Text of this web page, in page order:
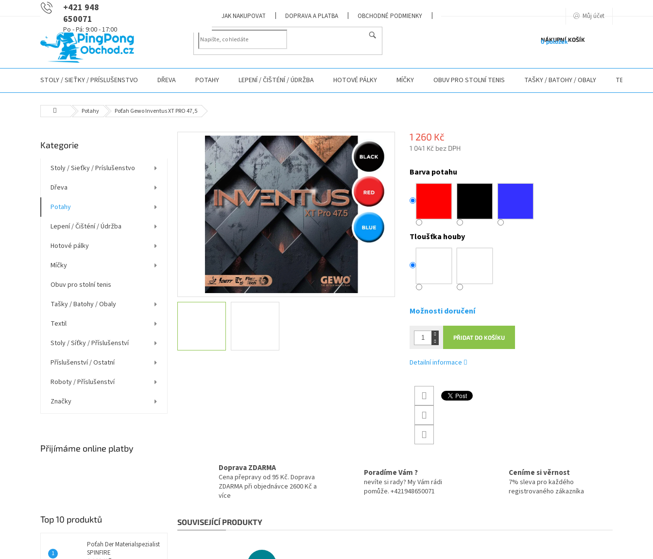
+421 948
650071
JAK NAKUPOVAT DOPRAVA A PLATBA OBCHODNÉ PODMIENKY O NÁS
Můj účet
NÁKUPNÍ KOŠÍK
0 položek
STOLY / SIEŤKY / PRÍSLUŠENSTVO DŘEVA POTAHY LEPENÍ / ČIŠTÉNÍ / ÚDRŽBA HOTOVÉ PÁLKY MÍČKY OBUV PRO STOLNÍ TENIS TAŠKY / BATOHY / OBALY TEXTIL
Domů Potahy Poťah Gewo Inventus XT PRO 47,5
o
n
Přeskočit
Kategorie
Stoly / Sieťky / Príslušenstvo
Dřeva
Potahy
Lepení / Čišténí / Údržba
Hotové pálky
Míčky
Obuv pro stolní tenis
Tašky / Batohy / Obaly
Textil
Stoly / Síťky / Příslušenství
Příslušenství / Ostatní
Roboty / Příslušenství
Značky
Přijímáme online platby
Top 10 produktů
Poťah Der Materialspezialist
SPINFIRE
1 260 Kč
1 041 Kč bez DPH
cena:
Barva potahu
Tloušťka houby
Možnosti doručení
PŘIDAT DO KOŠÍKU
Detailní informace
Doprava ZDARMA
Cena přepravy od 95 Kč. Doprava
ZDARMA při objednávce 2600 Kč a
více
Poradíme Vám ?
nevíte si rady? My Vám rádi
pomůže. +421948650071
Ceníme si věrnost
7% sleva pro každého
registrovaného zákazníka
SOUVISEJÍCÍ PRODUKTY